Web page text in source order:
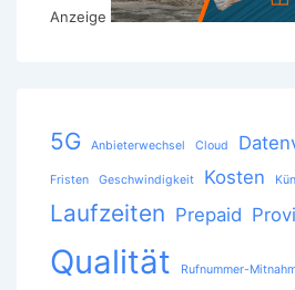
Anzeige
5G Anbieterwechsel Cloud
Fristen Geschwindigkeit Kosten
Laufzeiten Prepaid
Qualität Rufnummer-